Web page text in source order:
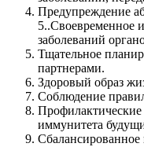
Предупреждение
5..Своевременное
заболеваний
Тщательное
партнерами.
Здоровый образ
Соблюдение
иммунитета
Сбалансированное